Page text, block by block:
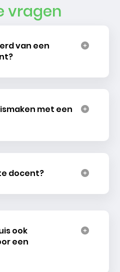
vragen
van een
met een
docent?
ook
een